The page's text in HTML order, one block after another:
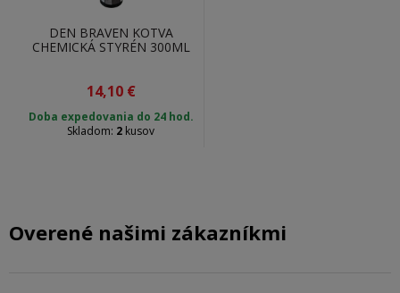
DEN BRAVEN KOTVA
CHEMICKÁ STYRÉN 300ML
14,10 €
Doba expedovania do 24 hod.
Skladom: 2 kusov
Overené našimi zákazníkmi